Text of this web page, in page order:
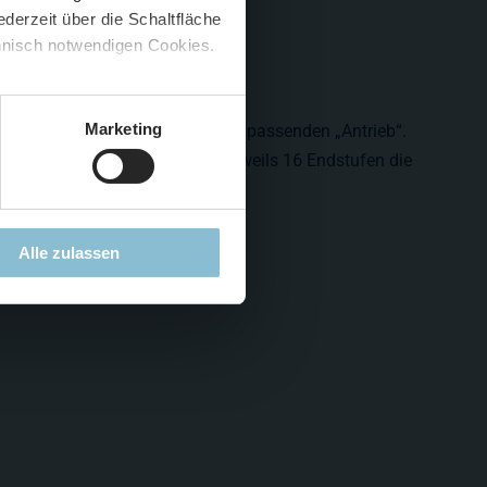
über die Schaltfläche
notwendigen Cookies.
Marketing
Alle zulassen
solche Lautsprecher auch den passenden „Antrieb“.
Einschübe auf, in denen jeweils 16 Endstufen die